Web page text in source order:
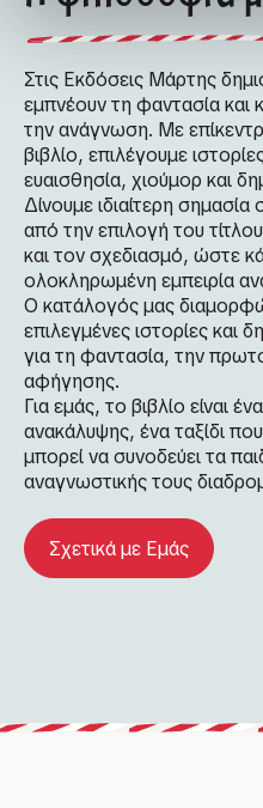
Στις Εκδόσεις Μάρτης
εμπνέουν τη φαντασία και
την ανάγνωση. Με
βιβλίο, επιλέγουμε
ευαισθησία, χιούμορ και
Δίνουμε ιδιαίτερη
από την επιλογή του
και τον σχεδιασμό, ώστε
ολοκληρωμένη εμπειρία
Ο κατάλογός μας
επιλεγμένες ιστορίες και
για τη φαντασία, την
αφήγησης.
Για εμάς, το βιβλίο είναι
ανακάλυψης, ένα ταξίδι που
μπορεί να συνοδεύει τα
αναγνωστικής τους
Σχετικά με Εμάς